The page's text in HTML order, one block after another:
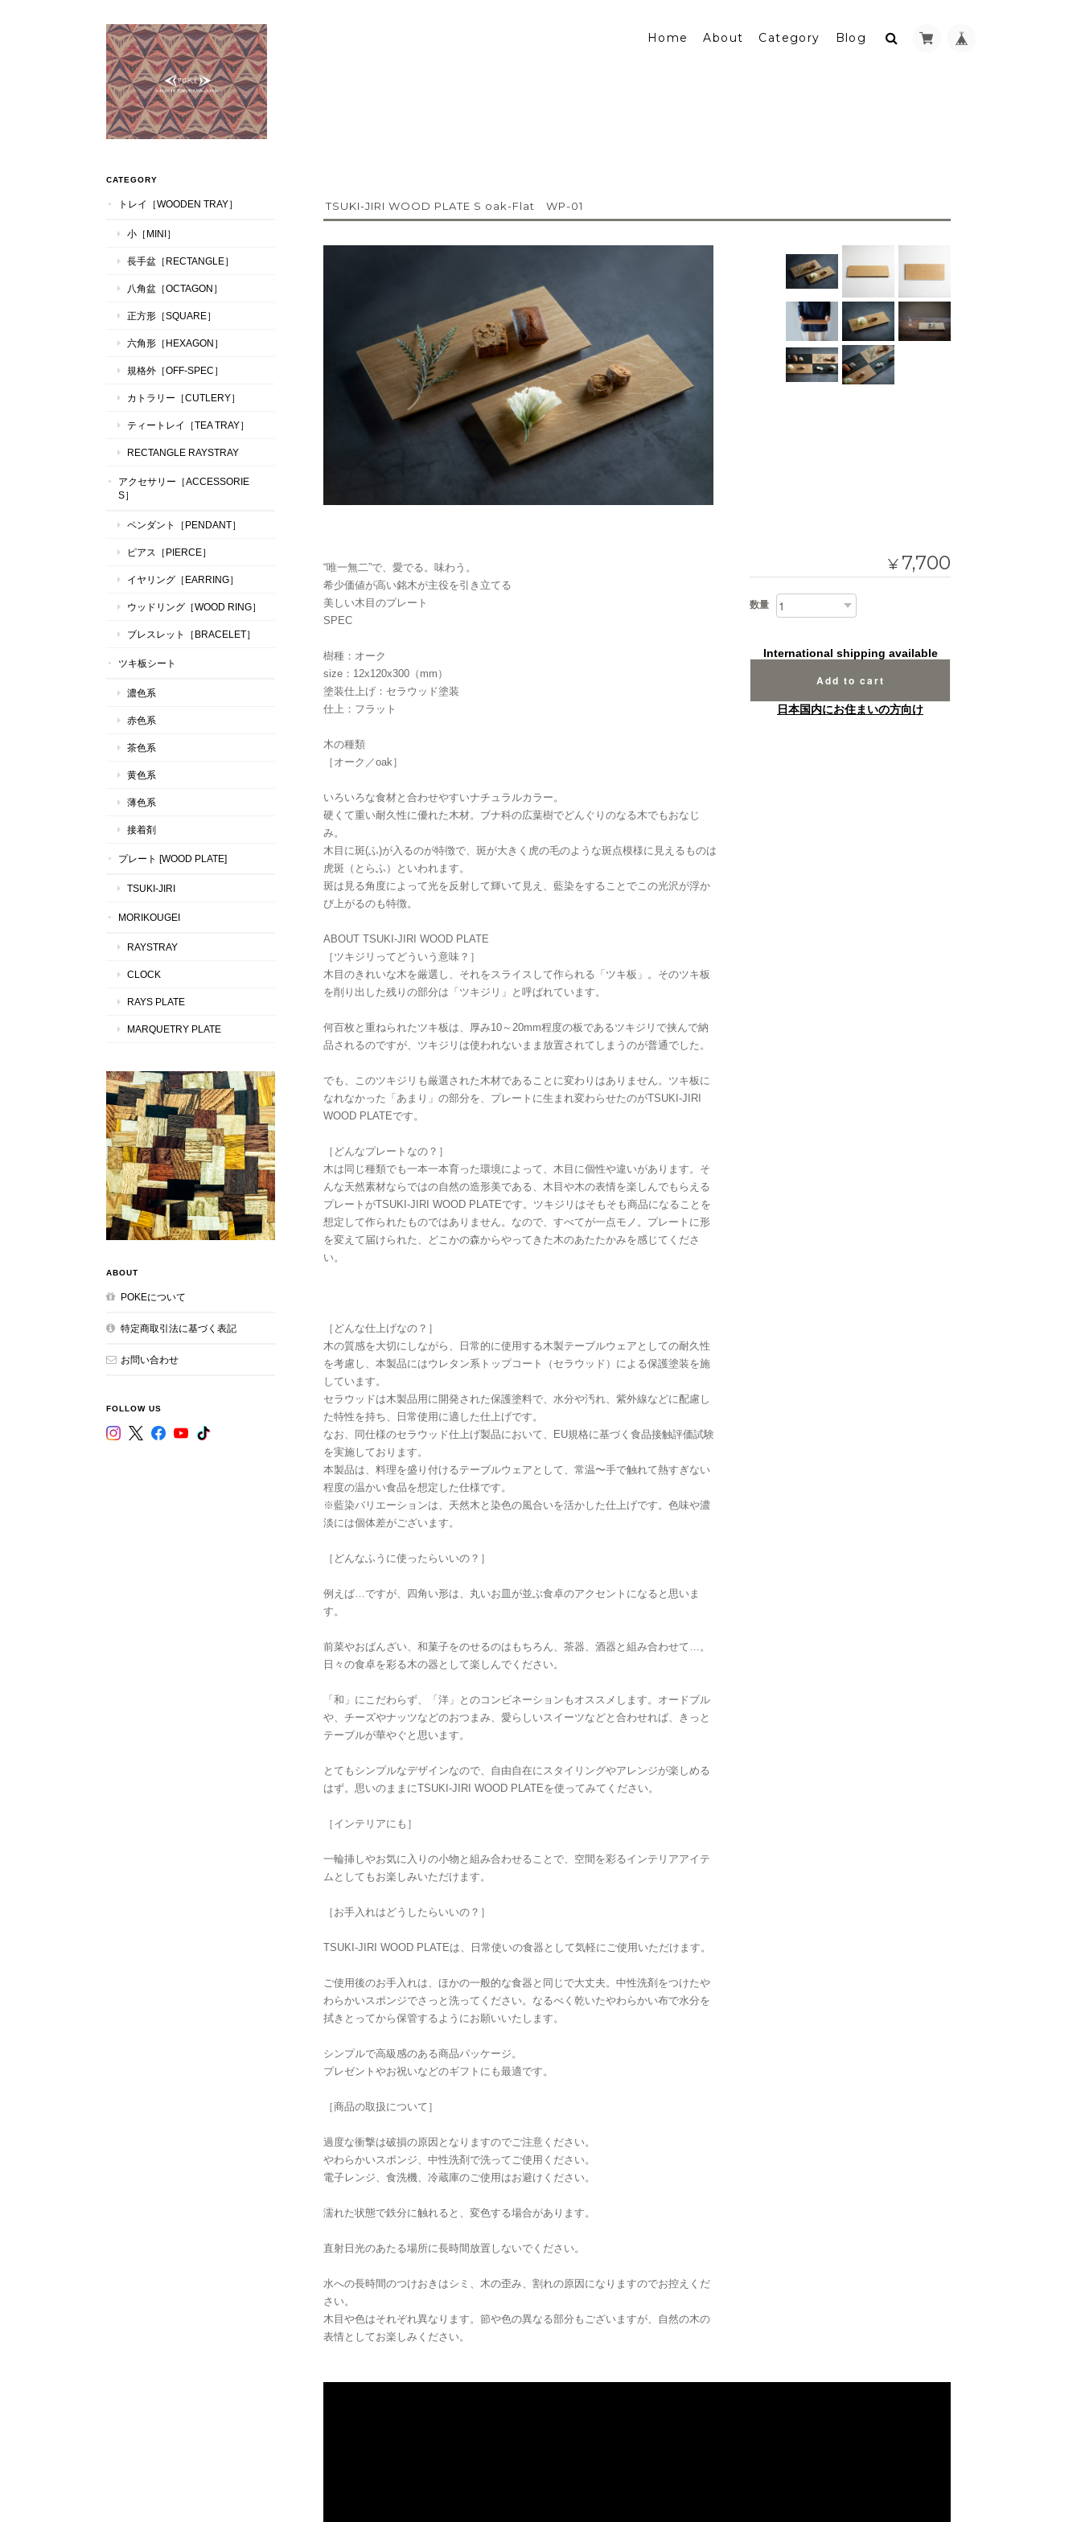
Home About Category Blog
TSUKI-JIRI WOOD PLATE S oak-Flat WP-01
“唯一無二”で、愛でる。味わう。
希少価値が高い銘木が主役を引き立てる
美しい木目のプレート
SPEC
樹種：オーク
size：12x120x300（mm）
塗装仕上げ：セラウッド塗装
仕上：フラット
木の種類
［オーク／oak］
いろいろな食材と合わせやすいナチュラルカラー。
硬くて重い耐久性に優れた木材。ブナ科の広葉樹でどんぐりのなる木でもおなじ
み。
木目に斑(ふ)が入るのが特徴で、斑が大きく虎の毛のような斑点模様に見えるものは
虎斑（とらふ）といわれます。
斑は見る角度によって光を反射して輝いて見え、藍染をすることでこの光沢が浮か
び上がるのも特徴。
ABOUT TSUKI-JIRI WOOD PLATE
［ツキジリってどういう意味？］
木目のきれいな木を厳選し、それをスライスして作られる「ツキ板」。そのツキ板
を削り出した残りの部分は「ツキジリ」と呼ばれています。
何百枚と重ねられたツキ板は、厚み10～20mm程度の板であるツキジリで挟んで納
品されるのですが、ツキジリは使われないまま放置されてしまうのが普通でした。
でも、このツキジリも厳選された木材であることに変わりはありません。ツキ板に
なれなかった「あまり」の部分を、プレートに生まれ変わらせたのがTSUKI-JIRI
WOOD PLATEです。
［どんなプレートなの？］
木は同じ種類でも一本一本育った環境によって、木目に個性や違いがあります。そ
んな天然素材ならではの自然の造形美である、木目や木の表情を楽しんでもらえる
プレートがTSUKI-JIRI WOOD PLATEです。ツキジリはそもそも商品になることを
想定して作られたものではありません。なので、すべてが一点モノ。プレートに形
を変えて届けられた、どこかの森からやってきた木のあたたかみを感じてくださ
い。
［どんな仕上げなの？］
木の質感を大切にしながら、日常的に使用する木製テーブルウェアとしての耐久性
を考慮し、本製品にはウレタン系トップコート（セラウッド）による保護塗装を施
しています。
セラウッドは木製品用に開発された保護塗料で、水分や汚れ、紫外線などに配慮し
た特性を持ち、日常使用に適した仕上げです。
なお、同仕様のセラウッド仕上げ製品において、EU規格に基づく食品接触評価試験
を実施しております。
本製品は、料理を盛り付けるテーブルウェアとして、常温〜手で触れて熱すぎない
程度の温かい食品を想定した仕様です。
※藍染バリエーションは、天然木と染色の風合いを活かした仕上げです。色味や濃
淡には個体差がございます。
［どんなふうに使ったらいいの？］
例えば…ですが、四角い形は、丸いお皿が並ぶ食卓のアクセントになると思いま
す。
前菜やおばんざい、和菓子をのせるのはもちろん、茶器、酒器と組み合わせて…。
日々の食卓を彩る木の器として楽しんでください。
「和」にこだわらず、「洋」とのコンビネーションもオススメします。オードブル
や、チーズやナッツなどのおつまみ、愛らしいスイーツなどと合わせれば、きっと
テーブルが華やぐと思います。
とてもシンプルなデザインなので、自由自在にスタイリングやアレンジが楽しめる
はず。思いのままにTSUKI-JIRI WOOD PLATEを使ってみてください。
［インテリアにも］
一輪挿しやお気に入りの小物と組み合わせることで、空間を彩るインテリアアイテ
ムとしてもお楽しみいただけます。
［お手入れはどうしたらいいの？］
TSUKI-JIRI WOOD PLATEは、日常使いの食器として気軽にご使用いただけます。
ご使用後のお手入れは、ほかの一般的な食器と同じで大丈夫。中性洗剤をつけたや
わらかいスポンジでさっと洗ってください。なるべく乾いたやわらかい布で水分を
拭きとってから保管するようにお願いいたします。
シンプルで高級感のある商品パッケージ。
プレゼントやお祝いなどのギフトにも最適です。
［商品の取扱について］
過度な衝撃は破損の原因となりますのでご注意ください。
やわらかいスポンジ、中性洗剤で洗ってご使用ください。
電子レンジ、食洗機、冷蔵庫のご使用はお避けください。
濡れた状態で鉄分に触れると、変色する場合があります。
直射日光のあたる場所に長時間放置しないでください。
水への長時間のつけおきはシミ、木の歪み、割れの原因になりますのでお控えくだ
さい。
木目や色はそれぞれ異なります。節や色の異なる部分もございますが、自然の木の
表情としてお楽しみください。
¥ 7,700
数量
International shipping available
Add to cart
日本国内にお住まいの方向け
CATEGORY
トレイ［WOODEN TRAY］
小［MINI］
長手盆［RECTANGLE］
八角盆［OCTAGON］
正方形［SQUARE］
六角形［HEXAGON］
規格外［OFF-SPEC］
カトラリー［CUTLERY］
ティートレイ［TEA TRAY］
RECTANGLE RAYSTRAY
アクセサリー［ACCESSORIE
S］
ペンダント［PENDANT］
ピアス［PIERCE］
イヤリング［EARRING］
ウッドリング［WOOD RING］
ブレスレット［BRACELET］
ツキ板シート
濃色系
赤色系
茶色系
黄色系
薄色系
接着剤
プレート [WOOD PLATE]
TSUKI-JIRI
MORIKOUGEI
RAYSTRAY
CLOCK
RAYS PLATE
MARQUETRY PLATE
ABOUT
POKEについて
特定商取引法に基づく表記
お問い合わせ
FOLLOW US